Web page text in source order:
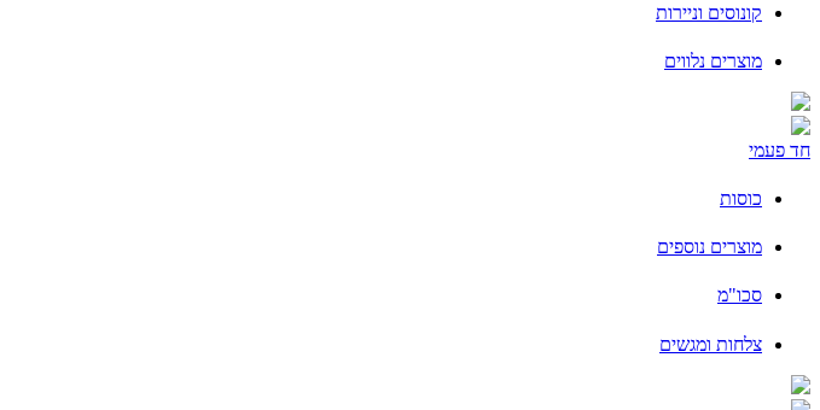
קונוסים וניירות
מוצרים נלווים
חד פעמי
כוסות
מוצרים נוספים
סכו"מ
צלחות ומגשים